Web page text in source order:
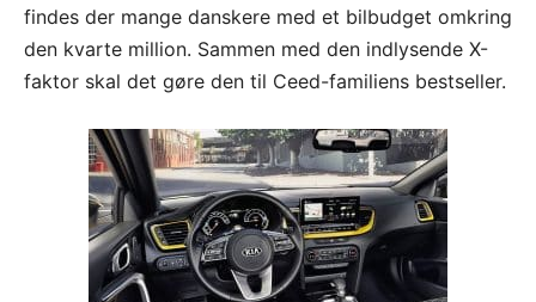
findes der mange danskere med et bilbudget omkring
den kvarte million. Sammen med den indlysende X-
faktor skal det gøre den til Ceed-familiens bestseller.